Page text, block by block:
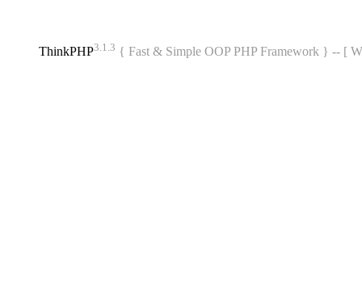
ThinkPHP3.1.3 { Fast & Simple OOP PHP Framework } -- [